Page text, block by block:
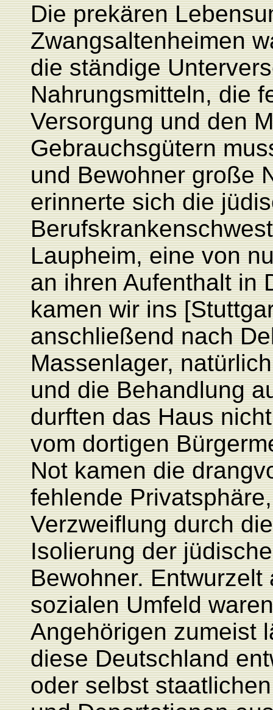
Die prekären
Zwangsaltenheimen
die ständige
Nahrungsmitteln, die
Versorgung und den
Gebrauchsgütern
und Bewohner große
erinnerte sich die
Laupheim, eine von
an ihren Aufenthalt in
kamen wir ins
anschließend nach
Massenlager,
und die Behandlung
durften das Haus
vom dortigen
Not kamen die
fehlende
Verzweiflung durch
Isolierung der
Bewohner.
sozialen Umfeld
Angehörigen zumeist
diese Deutschland
oder selbst